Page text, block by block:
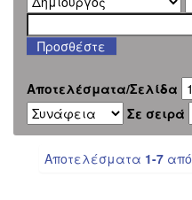
Αποτελέσματα/Σελίδα
Σε σειρά
Αποτελέσματα 1-7 από